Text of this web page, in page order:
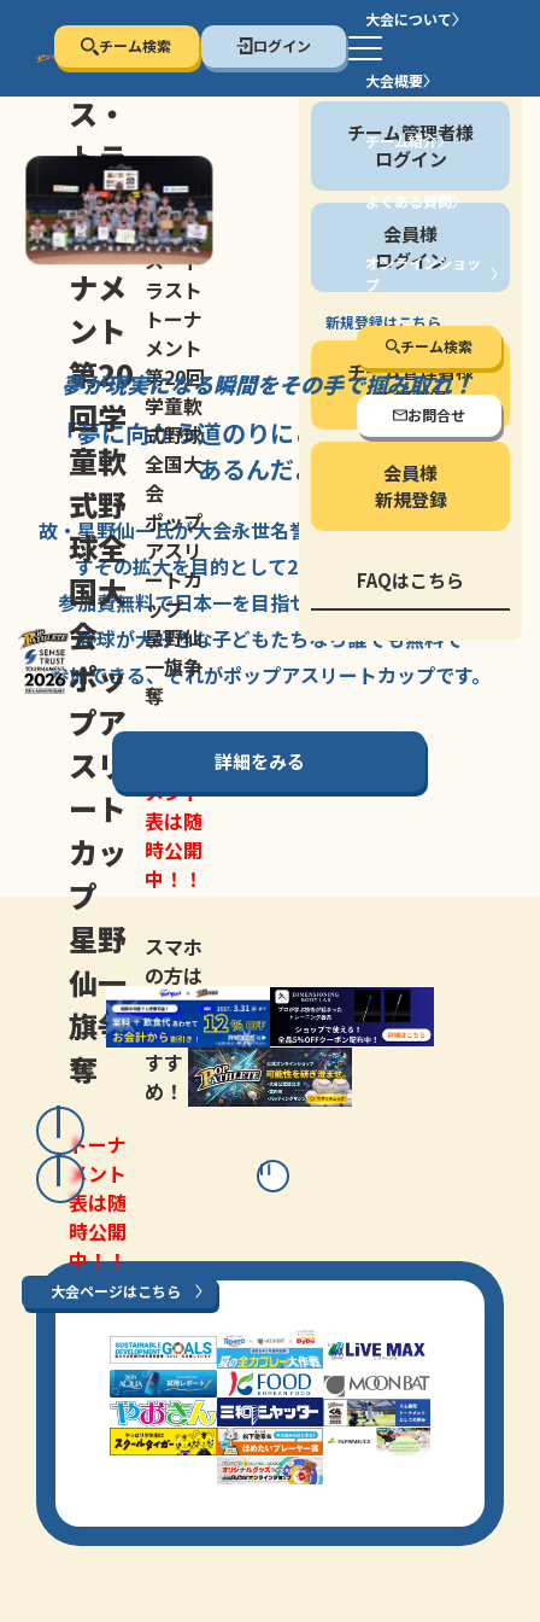
チーム検索 ログイン
大会について
大会概要
チーム紹介
よくある質問
オンラインショッ
プ
チーム検索
お問合せ
停止する
セン
ス・
トラ
スト
トー
ナメ
ント
第20
回学
童軟
式野
球全
国大
会
ポッ
プア
スリ
ート
カッ
プ
星野
仙一
旗争
奪
トーナ
メント
表は随
時公開
中！！
セン
ス・ト
ラスト
トーナ
メント
第20回
学童軟
式野球
全国大
会
ポップ
アスリ
ートカ
ップ
星野仙
一旗争
奪
メント
表は随
時公開
中！！
スマホ
の方は
LINE登
録がお
すす
め！
大会ページはこちら
会員の方
チーム管理者様
ログイン
会員様
ログイン
新規登録はこちら
チーム管理者様
新規登録
会員様
新規登録
FAQはこちら
夢が現実になる瞬間をその手で掴み取れ！
「夢に向かう道のりにこそ大きな意味が
あるんだよ」
故・星野仙一氏が大会永世名誉会長を務める、野球の
すその拡大を目的として2007年に
参加費無料で日本一を目指せる唯一の野球大会。
野球が大好きな子どもたちなら誰でも無料で
参加できる、それがポップアスリートカップです。
詳細をみる